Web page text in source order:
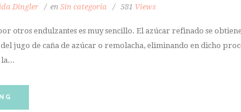
Dingler en Sin categoría 581 Views
otros endulzantes es muy sencillo. El azúcar refinado se
jugo de caña de azúcar o remolacha, eliminando en dicho